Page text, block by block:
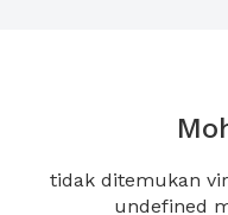
tidak ditemukan
undefined